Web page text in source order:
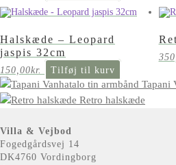
Halskæde – Leopard
jaspis 32cm
150,00kr. Tilføj til kurv
Tapani
Retro halskæde
Villa & Vejbod
Fogedgårdsvej 14
DK4760 Vordingborg